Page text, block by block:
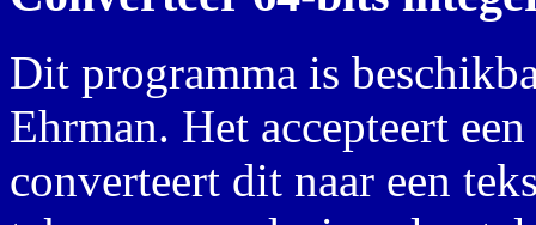
Dit programma is
Ehrman. Het accepteert
converteert dit naar een